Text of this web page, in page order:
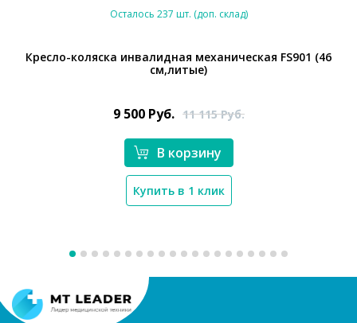
Осталось 237 шт. (доп. склад)
Кресло-коляска инвалидная механическая FS901 (46
см,литые)
9 500 Руб. 11 115Руб.
В корзину
Купить в 1 клик
Ваш регион: